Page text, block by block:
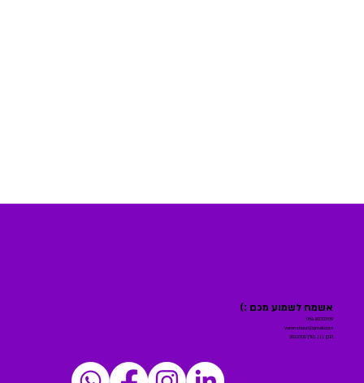
אשמח לשמוע מכם :)
054-8070309
yaronshoor@gmail.com
הגפן 111 מורן 2010700